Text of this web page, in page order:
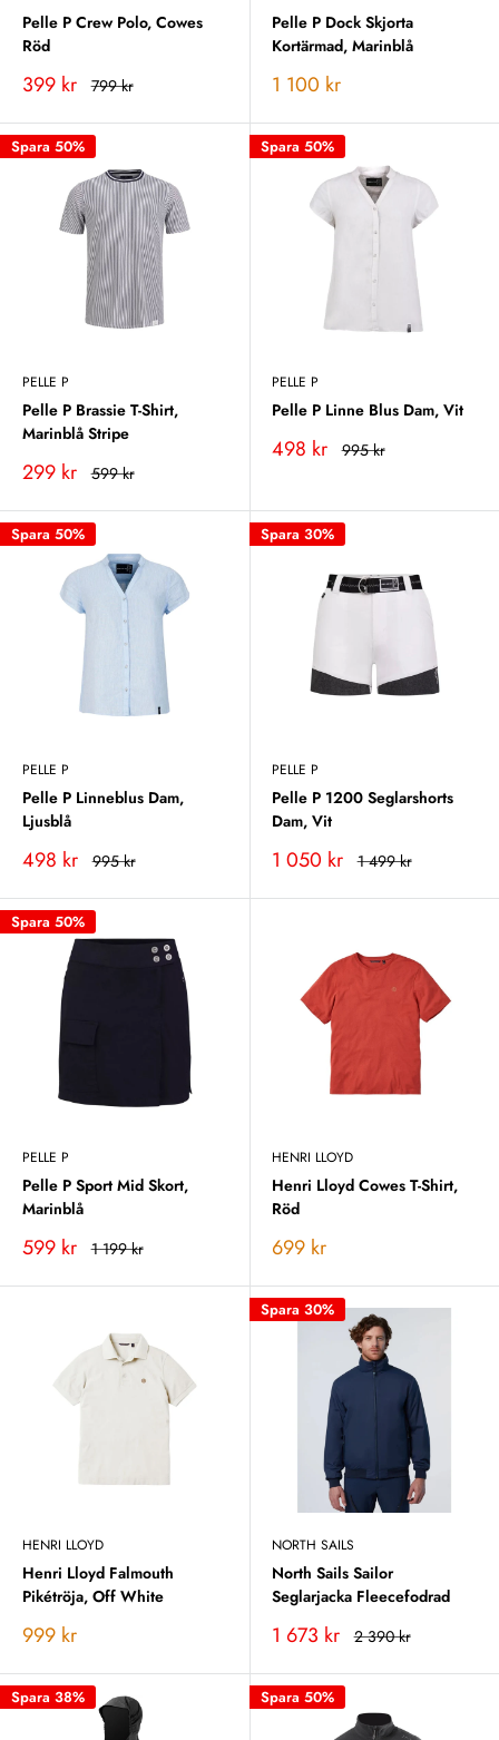
Pelle P Crew Polo, Cowes
Röd
Vårt
399 kr Rekommenderat
799 kr
Pelle P Dock Skjorta
Kortärmad, Marinblå
Vårt
1 100 kr
Spara 50%
PELLE P
Pelle P Brassie T-Shirt,
Marinblå Stripe
Vårt
299 kr Rekommenderat
599 kr
Spara 50%
PELLE P
Pelle P Linne Blus Dam, Vit
Vårt
498 kr Rekommenderat
995 kr
Spara 50%
PELLE P
Pelle P Linneblus Dam,
Ljusblå
Vårt
498 kr Rekommenderat
995 kr
Spara 30%
PELLE P
Pelle P 1200 Seglarshorts
Dam, Vit
Vårt
1 050 kr Rekommenderat
1 499 kr
Spara 50%
PELLE P
Pelle P Sport Mid Skort,
Marinblå
Vårt
599 kr Rekommenderat
1 199 kr
HENRI LLOYD
Henri Lloyd Cowes T-Shirt,
Röd
Vårt
699 kr
HENRI LLOYD
Henri Lloyd Falmouth
Pikétröja, Off White
Vårt
999 kr
Spara 30%
NORTH SAILS
North Sails Sailor
Seglarjacka Fleecefodrad
Vårt
1 673 kr Rekommenderat
2 390 kr
Spara 38% Spara 50%